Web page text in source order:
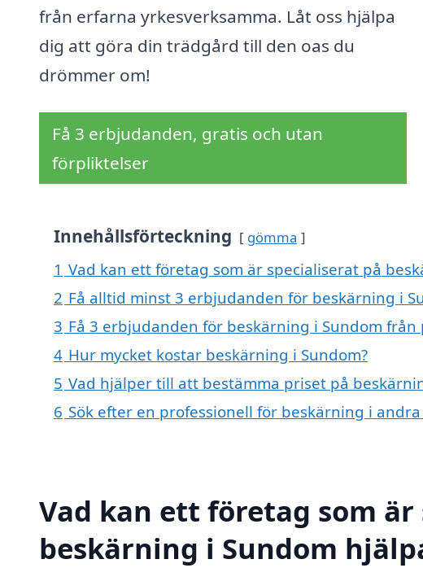
från erfarna yrkesverksamma. Låt oss hjälpa
dig att göra din trädgård till den oas du
drömmer om!
Få 3 erbjudanden, gratis och utan
förpliktelser
Innehållsförteckning gömma
1 Vad kan ett företag som är specialiserat på
2 Få alltid minst 3 erbjudanden för beskärning i
3 Få 3 erbjudanden för beskärning i Sundom
4 Hur mycket kostar beskärning i Sundom?
5 Vad hjälper till att bestämma priset på
6 Sök efter en professionell för beskärning i
Vad kan ett företag som
beskärning i Sundom